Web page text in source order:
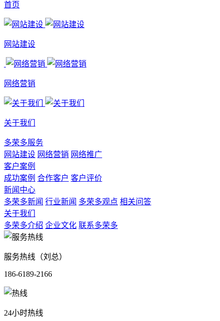
首页
网站建设
网络营销
关于我们
多荣多服务
网站建设 网络营销 网络推广
客户案例
成功案例 合作客户 客户评价
新闻中心
多荣多新闻 行业新闻 多荣多观点 相关问答
关于我们
多荣多介绍 企业文化 联系多荣多
服务热线（刘总）
186-6189-2166
24小时热线